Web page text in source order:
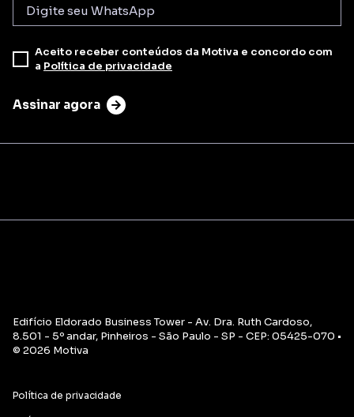
Aceito receber conteúdos da Motiva e concordo com
a Política de privacidade
Assinar agora
Edifício Eldorado Business Tower - Av. Dra. Ruth Cardoso,
8.501 - 5º andar, Pinheiros - São Paulo - SP - CEP: 05425-070 •
© 2026 Motiva
Política de privacidade